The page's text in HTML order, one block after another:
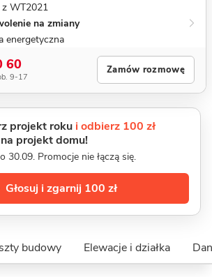
WT2021
na zmiany
energetyczna
60
9-17
Zamów rozmowę
projekt roku i odbierz 100 zł
na projekt domu!
30.09. Promocje nie łączą się.
Głosuj i zgarnij 100 zł
budowy Elewacje i działka